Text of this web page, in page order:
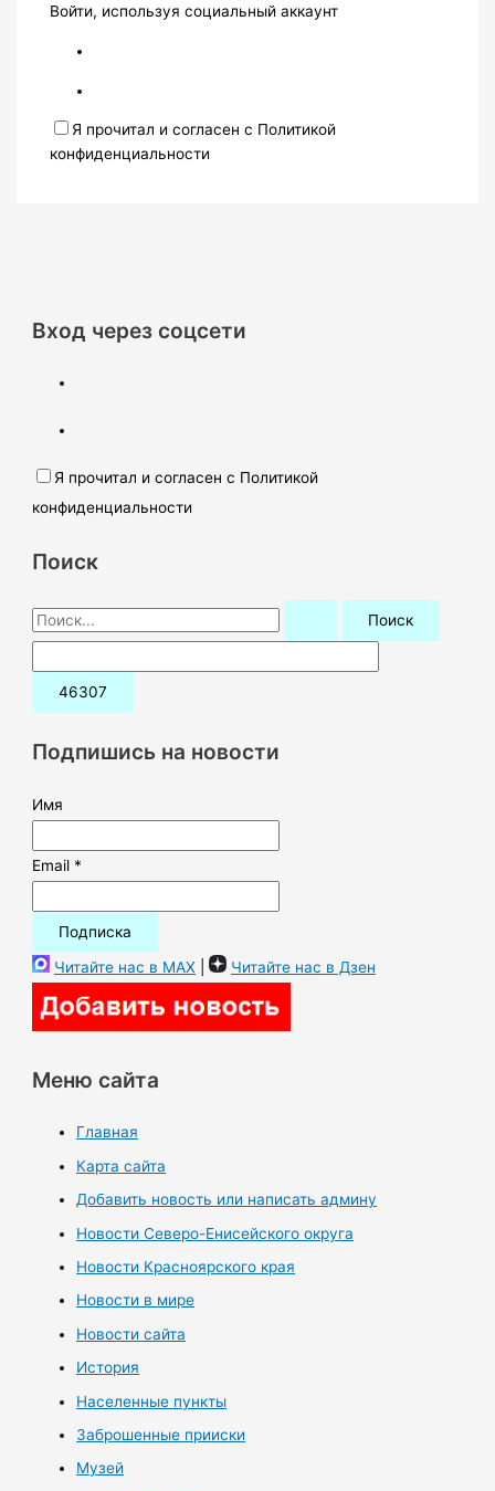
Войти, используя социальный аккаунт
Я прочитал и согласен с Политикой
конфиденциальности
Вход через соцсети
Я прочитал и согласен с Политикой
конфиденциальности
Поиск
П
о
и
:Подпишись на новости
Имя
Email *
Читайте нас в MAX | Читайте нас в Дзен
Меню сайта
Главная
Карта сайта
Добавить новость или написать админу
Новости Северо-Енисейского округа
Новости Красноярского края
Новости в мире
Новости сайта
История
Населенные пункты
Заброшенные прииски
Музей